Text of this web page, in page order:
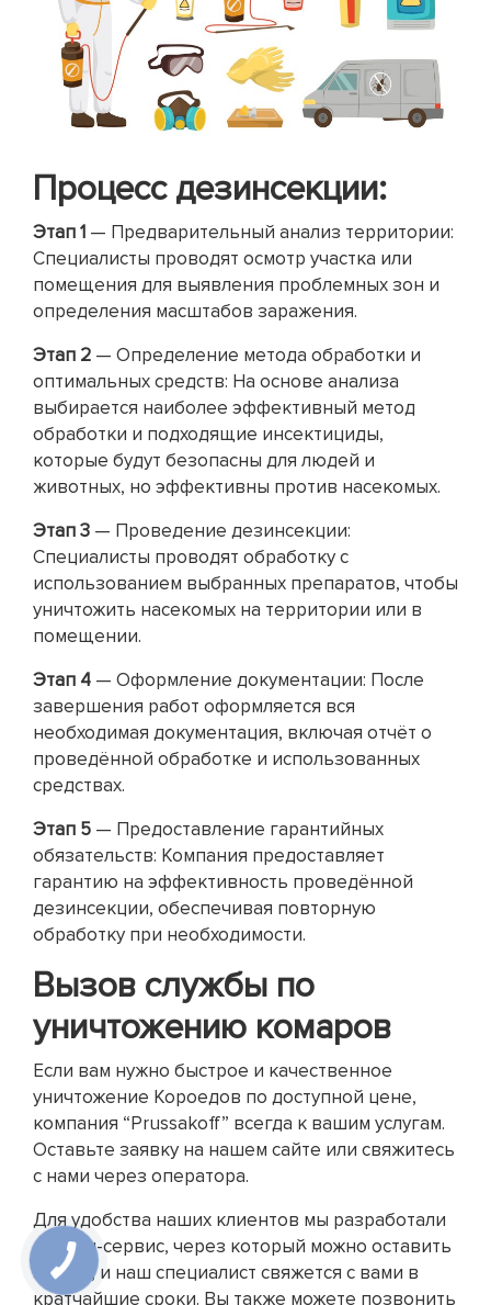
Процесс дезинсекции:
Этап 1 — Предварительный анализ территории:
Специалисты проводят осмотр участка или
помещения для выявления проблемных зон и
определения масштабов заражения.
Этап 2 — Определение метода обработки и
оптимальных средств: На основе анализа
выбирается наиболее эффективный метод
обработки и подходящие инсектициды,
которые будут безопасны для людей и
животных, но эффективны против насекомых.
Этап 3 — Проведение дезинсекции:
Специалисты проводят обработку с
использованием выбранных препаратов, чтобы
уничтожить насекомых на территории или в
помещении.
Этап 4 — Оформление документации: После
завершения работ оформляется вся
необходимая документация, включая отчёт о
проведённой обработке и использованных
средствах.
Этап 5 — Предоставление гарантийных
обязательств: Компания предоставляет
гарантию на эффективность проведённой
дезинсекции, обеспечивая повторную
обработку при необходимости.
Вызов службы по
уничтожению комаров
Если вам нужно быстрое и качественное
уничтожение Короедов по доступной цене,
компания “Prussakoff” всегда к вашим услугам.
Оставьте заявку на нашем сайте или свяжитесь
с нами через оператора.
Для удобства наших клиентов мы разработали
онлайн-сервис, через который можно оставить
заявку, и наш специалист свяжется с вами в
кратчайшие сроки. Вы также можете позвонить